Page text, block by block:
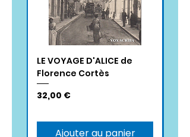
LE VOYAGE D'ALICE de
Florence Cortès
Prix
32,00 €
Ajouter au panier